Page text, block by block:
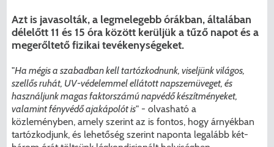
Azt is javasolták, a legmelegebb órákban, általában
délelőtt 11 és 15 óra között kerüljük a tűző napot és a
megerőltető fizikai tevékenységeket.
"Ha mégis a szabadban kell tartózkodnunk, viseljünk világos,
szellős ruhát, UV-védelemmel ellátott napszemüveget, és
használjunk magas faktorszámú napvédő készítményeket,
valamint fényvédő ajakápolót is" - olvasható a
közleményben, amely szerint az is fontos, hogy árnyékban
tartózkodjunk, és lehetőség szerint naponta legalább két-